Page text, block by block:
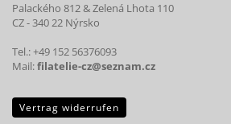
Palackého 812 & Zelená Lhota 110
CZ - 340 22 Nýrsko
Tel.: +49 152 56376093
Mail:filatelie-cz@seznam.cz
Vertrag widerrufen